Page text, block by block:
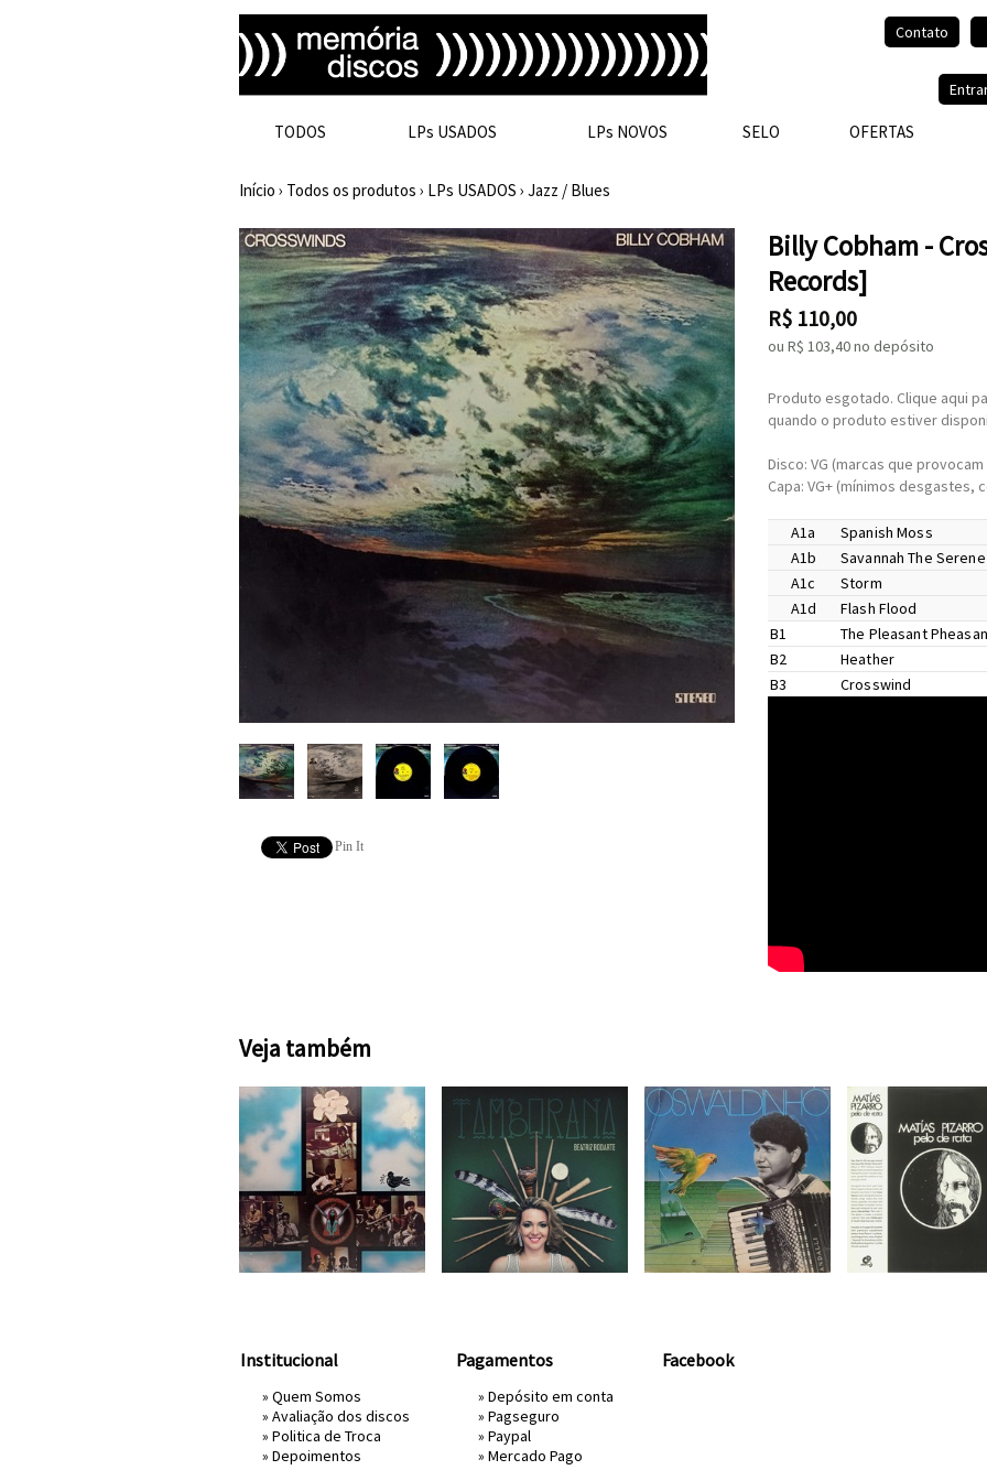
Contato
TODOS LPs USADOS LPs NOVOS SELO OFERTAS
Início › Todos os produtos › LPs USADOS › Jazz / Blues
Pin It
Billy Cobham -
Records]
R$ 110,00
ou R$ 103,40no depósito
Produto esgotado. Clique aqui
quando o produto estiver
Disco: VG (marcas que
Capa: VG+ (mínimos desgastes,
A1a
Spanish Moss
A1b
Savannah The Serene
Garnett Brown
A1c Storm
A1d Flash FloodJohn
B1 The Pleasant
Soloist –Billy Cobham,
B2 Heather
Soloist –
B3 Crosswind
Veja também
Institucional
» Quem Somos
» Avaliação dos discos
» Politica de Troca
» Depoimentos
Pagamentos
» Depósito em conta
» Pagseguro
» Paypal
» Mercado Pago
Facebook